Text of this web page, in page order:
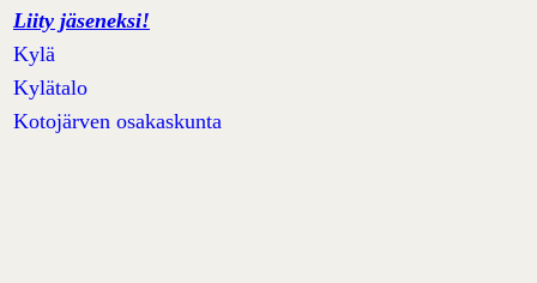
Liity jäseneksi!
Kylä
Kylätalo
Kotojärven osakaskunta